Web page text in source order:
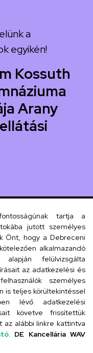
a
egyikén!
Kossuth
Arany
tér 1.
tartja a
jutott személyes
Önt, hogy a Debreceni
alkalmazandó
felülvizsgálta
az adatkezelési és
személyes
is teljes körültekintéssel
lévő adatkezelési
követve frissítettük
alábbi linkre kattintva
DE Kancellária WAV